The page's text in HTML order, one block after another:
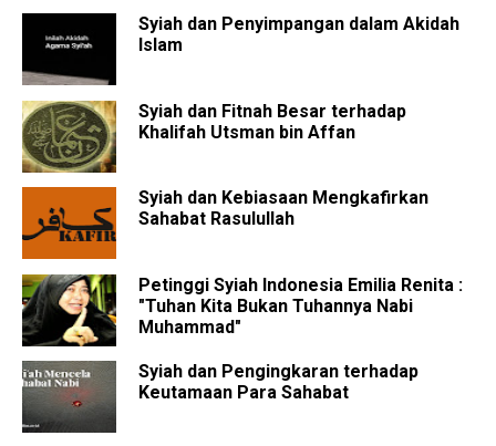
Syiah dan Penyimpangan dalam Akidah
Islam
Syiah dan Fitnah Besar terhadap
Khalifah Utsman bin Affan
Syiah dan Kebiasaan Mengkafirkan
Sahabat Rasulullah
Petinggi Syiah Indonesia Emilia Renita :
"Tuhan Kita Bukan Tuhannya Nabi
Muhammad"
Syiah dan Pengingkaran terhadap
Keutamaan Para Sahabat